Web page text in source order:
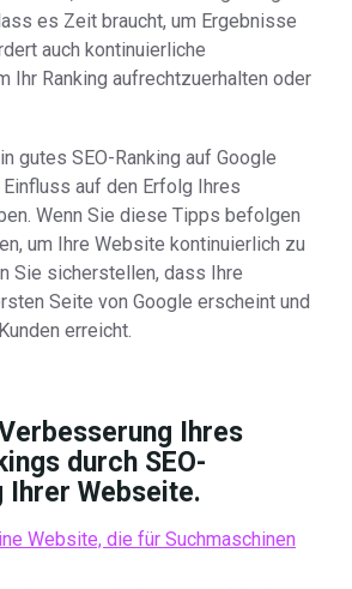
es Zeit braucht, um Ergebnisse
auch kontinuierliche
Ihr Ranking aufrechtzuerhalten oder
gutes SEO-Ranking auf Google
auf den Erfolg Ihres
Wenn Sie diese Tipps befolgen
um Ihre Website kontinuierlich zu
Sie sicherstellen, dass Ihre
Seite von Google erscheint und
erreicht.
Ihres
durch SEO-
Ihrer Webseite.
Website, die für Suchmaschinen